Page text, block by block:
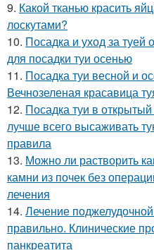
9. Какой тканью красить
лоскутами?
10. Посадка и уход за
для посадки туи осенью
11. Посадка туи весной и
Вечнозеленая красавица
12. Посадка туи в
лучше всего высаживать
правила
13. Можно ли растворить
камни из почек без
лечения
14. Лечение
правильно. Клинические
панкреатита